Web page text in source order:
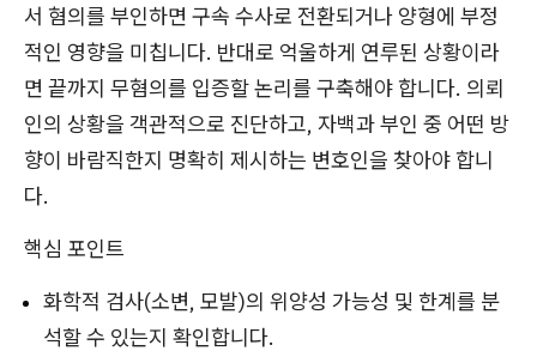
서 혐의를 부인하면 구속 수사로 전환되거나 양형에 부정
적인 영향을 미칩니다. 반대로 억울하게 연루된 상황이라
면 끝까지 무혐의를 입증할 논리를 구축해야 합니다. 의뢰
인의 상황을 객관적으로 진단하고, 자백과 부인 중 어떤 방
향이 바람직한지 명확히 제시하는 변호인을 찾아야 합니
다.
핵심 포인트
화학적 검사(소변, 모발)의 위양성 가능성 및 한계를 분
석할 수 있는지 확인합니다.